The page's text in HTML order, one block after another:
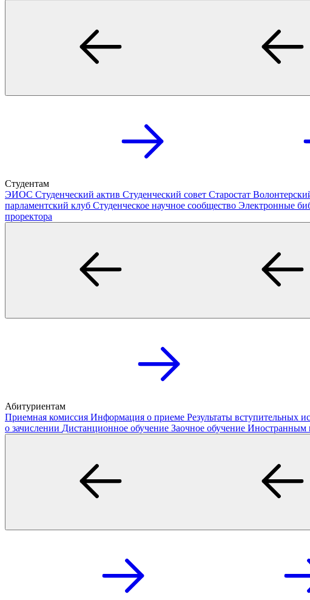
Студентам
ЭИОС Студенческий актив Студенческий совет Старостат
парламентский клуб Студенческое научное сообщество Электронные
проректора
Абитуриентам
Приемная комиссия Информация о приеме Результаты вступительных
о зачислении Дистанционное обучение Заочное обучение Иностранным